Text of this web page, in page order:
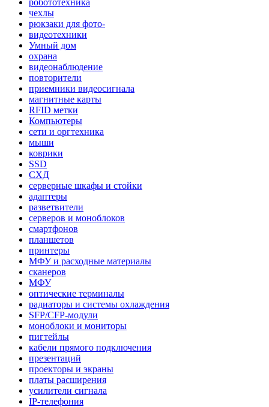
робототехника
чехлы
рюкзаки для фото-
видеотехники
Умный дом
охрана
видеонаблюдение
повторители
приемники видеосигнала
магнитные карты
RFID метки
Компьютеры
сети и оргтехника
мыши
коврики
SSD
СХД
серверные шкафы и стойки
адаптеры
разветвители
серверов и моноблоков
смартфонов
планшетов
принтеры
МФУ и расходные материалы
сканеров
МФУ
оптические терминалы
радиаторы и системы охлаждения
SFP/CFP-модули
моноблоки и мониторы
пигтейлы
кабели прямого подключения
презентаций
проекторы и экраны
платы расширения
усилители сигнала
IP-телефония